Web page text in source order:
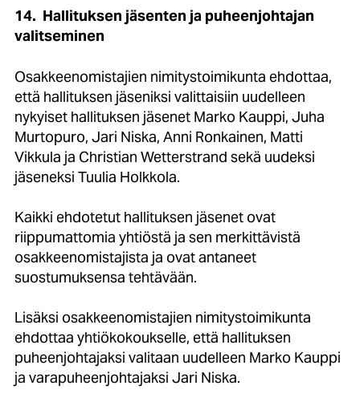
14. Hallituksen jäsenten ja puheenjohtajan
valitseminen
Osakkeenomistajien nimitystoimikunta ehdottaa,
että hallituksen jäseniksi valittaisiin uudelleen
nykyiset hallituksen jäsenet Marko Kauppi, Juha
Murtopuro, Jari Niska, Anni Ronkainen, Matti
Vikkula ja Christian Wetterstrand sekä uudeksi
jäseneksi Tuulia Holkkola.
Kaikki ehdotetut hallituksen jäsenet ovat
riippumattomia yhtiöstä ja sen merkittävistä
osakkeenomistajista ja ovat antaneet
suostumuksensa tehtävään.
Lisäksi osakkeenomistajien nimitystoimikunta
ehdottaa yhtiökokoukselle, että hallituksen
puheenjohtajaksi valitaan uudelleen Marko Kauppi
ja varapuheenjohtajaksi Jari Niska.